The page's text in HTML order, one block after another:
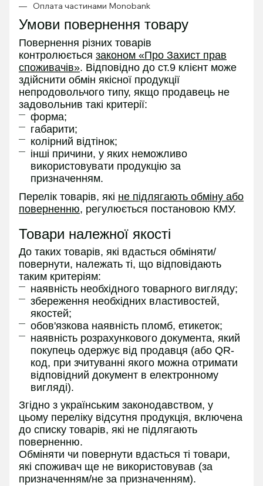
Оплата частинами Monobank
Умови повернення товару
Повернення різних товарів
контролюється законом «Про Захист прав
споживачів». Відповідно до ст.9 клієнт може
здійснити обмін якісної продукції
непродовольчого типу, якщо продавець не
задовольнив такі критерії:
форма;
габарити;
колірний відтінок;
інші причини, у яких неможливо
використовувати продукцію за
призначенням.
Перелік товарів, які не підлягають обміну або
поверненню, регулюється постановою КМУ.
Товари належної якості
До таких товарів, які вдасться обміняти/
повернути, належать ті, що відповідають
таким критеріям:
наявність необхідного товарного вигляду;
збереження необхідних властивостей,
якостей;
обов'язкова наявність пломб, етикеток;
наявність розрахункового документа, який
покупець одержує від продавця (або QR-
код, при зчитуванні якого можна отримати
відповідний документ в електронному
вигляді).
Згідно з українським законодавством, у
цьому переліку відсутня продукція, включена
до списку товарів, які не підлягають
поверненню.
Обміняти чи повернути вдасться ті товари,
які споживач ще не використовував (за
призначенням/не за призначенням).